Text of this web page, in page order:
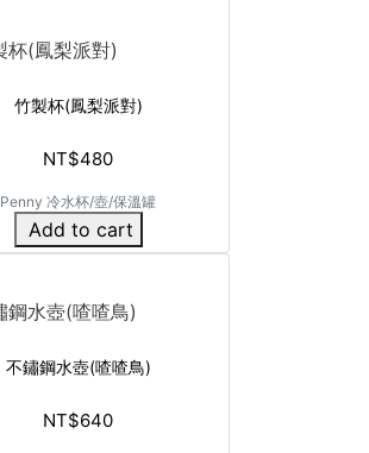
竹製杯(鳳梨派對)
NT$480
Penny 冷水杯/壺/保溫罐
Add to cart
不鏽鋼水壺(喳喳鳥)
NT$640